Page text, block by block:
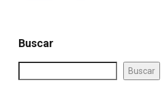
Buscar
Buscar